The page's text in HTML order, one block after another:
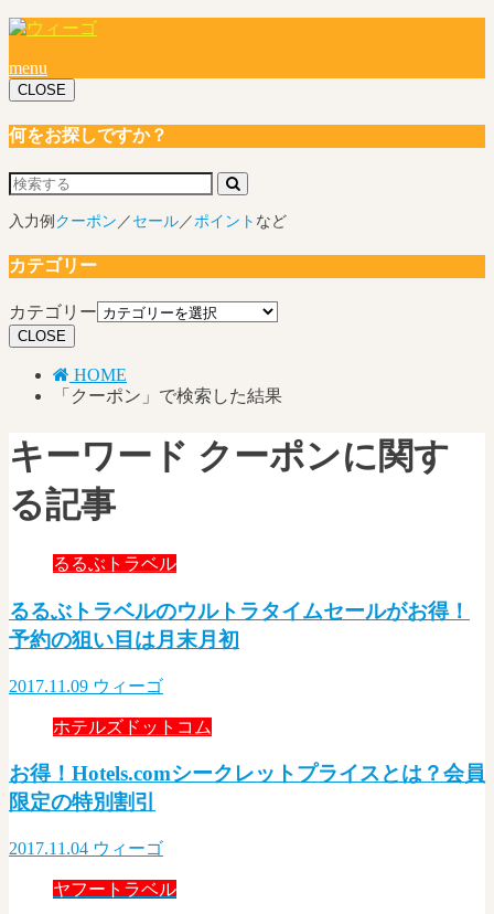
menu
CLOSE
何をお探しですか？
入力例 クーポン ／セール／ポイント など
カテゴリー
カテゴリー
CLOSE
HOME
「クーポン」で検索した結果
キーワード クーポンに関す
る記事
るるぶトラベル
るるぶトラベルのウルトラタイムセールがお得！
予約の狙い目は月末月初
2017.11.09 ウィーゴ
ホテルズドットコム
お得！Hotels.comシークレットプライスとは？会員
限定の特別割引
2017.11.04 ウィーゴ
ヤフートラベル